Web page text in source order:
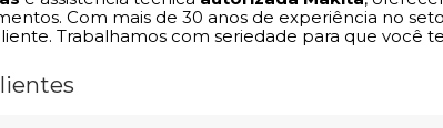
Com mais de 30 anos de experiência no
Trabalhamos com seriedade para que